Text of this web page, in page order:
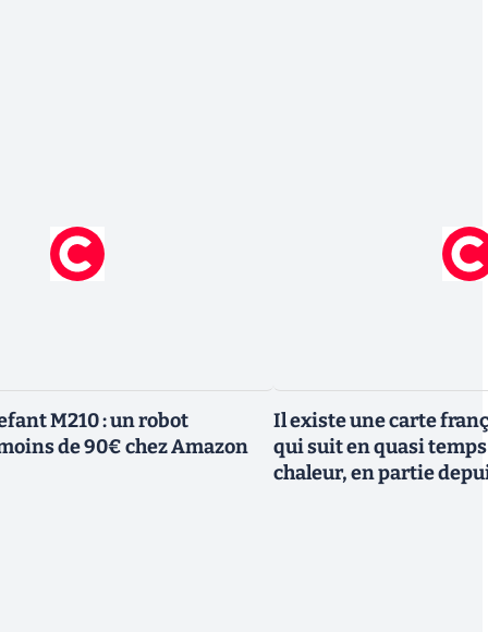
M210 : un robot
de 90€ chez Amazon
Il existe une carte
qui suit en quasi
chaleur, en partie